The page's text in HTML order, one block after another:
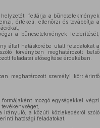
feltárja a bűncselekmények
értékeli, ellenőrzi és továbbítja a
a bűncselekmények felderítését,
által hatáskörébe utalt feladatokat a
törvényben meghatározott belső
feladatai elősegítése érdekében.
meghatározott személyi kört érintő
mozgó egységekkel végzi
a közúti közlekedésről szóló
hatósági feladatokat,